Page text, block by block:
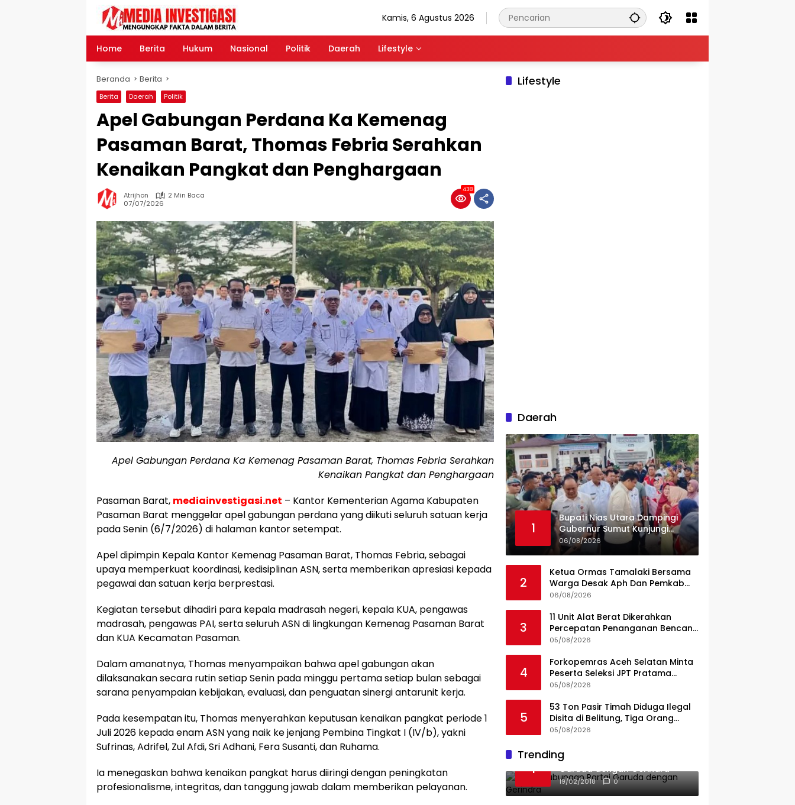
Kamis, 6 Agustus 2026
Home Berita Hukum Nasional Politik Daerah Lifestyle
Beranda Berita
Berita Daerah Politik
Apel Gabungan Perdana Ka Kemenag
Pasaman Barat, Thomas Febria Serahkan
Kenaikan Pangkat dan Penghargaan
Atrijhon
2 Min Baca
07/07/2026
438
Apel Gabungan Perdana Ka Kemenag Pasaman Barat, Thomas Febria Serahkan
Kenaikan Pangkat dan Penghargaan
Pasaman Barat, mediainvestigasi.net – Kantor Kementerian Agama Kabupaten
Pasaman Barat menggelar apel gabungan perdana yang diikuti seluruh satuan kerja
pada Senin (6/7/2026) di halaman kantor setempat.
Apel dipimpin Kepala Kantor Kemenag Pasaman Barat, Thomas Febria, sebagai
upaya memperkuat koordinasi, kedisiplinan ASN, serta memberikan apresiasi kepada
pegawai dan satuan kerja berprestasi.
Kegiatan tersebut dihadiri para kepala madrasah negeri, kepala KUA, pengawas
madrasah, pengawas PAI, serta seluruh ASN di lingkungan Kemenag Pasaman Barat
dan KUA Kecamatan Pasaman.
Dalam amanatnya, Thomas menyampaikan bahwa apel gabungan akan
dilaksanakan secara rutin setiap Senin pada minggu pertama setiap bulan sebagai
sarana penyampaian kebijakan, evaluasi, dan penguatan sinergi antarunit kerja.
Pada kesempatan itu, Thomas menyerahkan keputusan kenaikan pangkat periode 1
Juli 2026 kepada enam ASN yang naik ke jenjang Pembina Tingkat I (IV/b), yakni
Sufrinas, Adrifel, Zul Afdi, Sri Adhani, Fera Susanti, dan Ruhama.
Ia menegaskan bahwa kenaikan pangkat harus diiringi dengan peningkatan
profesionalisme, integritas, dan tanggung jawab dalam memberikan pelayanan.
Lifestyle
Daerah
1
Bupati Nias Utara Dampingi
Gubernur Sumut Kunjungi
UPTD Puskesmas Lahewa
06/08/2026
2
Ketua Ormas Tamalaki Bersama
Warga Desak Aph Dan Pemkab
Konsel Tangkap Pelaku Angkut
PT KAP Melintas Jalan Umum
06/08/2026
3
11 Unit Alat Berat Dikerahkan
Percepatan Penanganan Bencana
di Kelurahan Sipange Kecamatan
05/08/2026
4
Forkopemras Aceh Selatan Minta
Peserta Seleksi JPT Pratama
Andalkan Kompetensi dan
05/08/2026
5
53 Ton Pasir Timah Diduga Ilegal
Disita di Belitung, Tiga Orang
Diamankan, Dua Masih Diburu
05/08/2026
Trending
1
Ini Dia Hubungan Partai
Garuda dengan Gerindra
19/02/2018 0